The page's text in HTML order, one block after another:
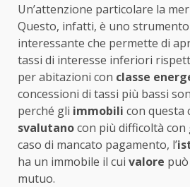
Un’attenzione particolare la
Questo, infatti, è uno
interessante che permette di
tassi di interesse inferiori
per abitazioni con classe
concessioni di tassi più bassi
perché gli immobili con questa
svalutanocon più difficoltà con
caso di mancato pagamento, l’
ha un immobile il cui valore
mutuo.